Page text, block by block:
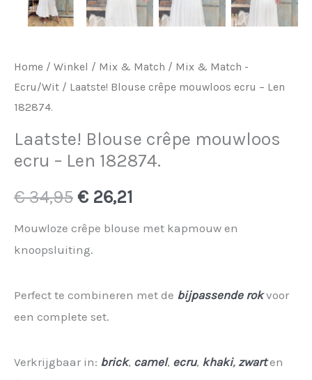
Home / Winkel / Mix & Match / Mix & Match -
Ecru/Wit / Laatste! Blouse crêpe mouwloos ecru – Len
182874.
Laatste! Blouse crêpe mouwloos
ecru – Len 182874.
€34,95 Oorspronkelijke
prijs
was:
€ 34,95.
€ 26,21
prijs
€ 26,21.
Mouwloze crêpe blouse met kapmouw en
knoopsluiting.
Perfect te combineren met de bijpassende rokvoor
een complete set.
Verkrijgbaar in: brick, camel, ecru, khaki, zwarten